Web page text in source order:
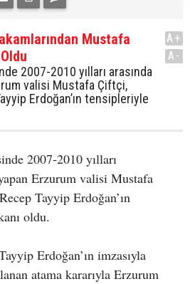
Mustafa
2007-2010 yılları arasında
valisi Mustafa Çiftçi,
Erdoğan’ın tensipleriyle
A+
A-
2007-2010 yılları
Erzurum valisi Mustafa
Tayyip Erdoğan’ın
oldu.
Erdoğan’ın imzasıyla
atama kararıyla Erzurum